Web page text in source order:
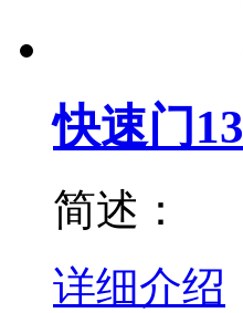
快速门13
简述：
详细介绍